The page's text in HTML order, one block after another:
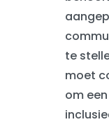
te
moet
om